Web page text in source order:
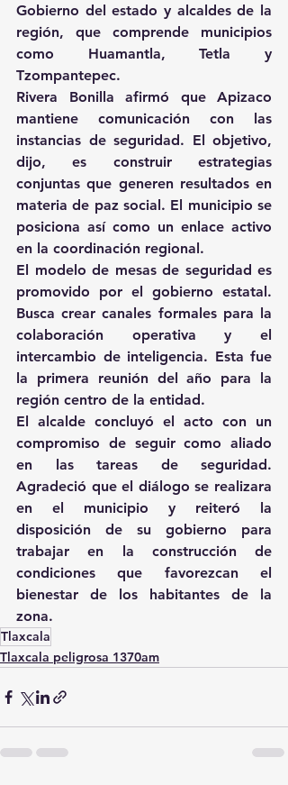
Gobierno del estado y alcaldes de la
región, que comprende municipios
como Huamantla, Tetla y
Tzompantepec.
Rivera Bonilla afirmó que Apizaco
mantiene comunicación con las
instancias de seguridad. El objetivo,
dijo, es construir estrategias
conjuntas que generen resultados en
materia de paz social. El municipio se
posiciona así como un enlace activo
en la coordinación regional.
El modelo de mesas de seguridad es
promovido por el gobierno estatal.
Busca crear canales formales para la
colaboración operativa y el
intercambio de inteligencia. Esta fue
la primera reunión del año para la
región centro de la entidad.
El alcalde concluyó el acto con un
compromiso de seguir como aliado
en las tareas de seguridad.
Agradeció que el diálogo se realizara
en el municipio y reiteró la
disposición de su gobierno para
trabajar en la construcción de
condiciones que favorezcan el
bienestar de los habitantes de la
zona.
Tlaxcala
Tlaxcala peligrosa 1370am